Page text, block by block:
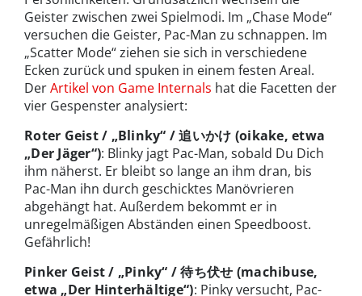
Geister zwischen zwei Spielmodi. Im „Chase Mode“
versuchen die Geister, Pac-Man zu schnappen. Im
„Scatter Mode“ ziehen sie sich in verschiedene
Ecken zurück und spuken in einem festen Areal.
DerArtikel von Game Internals hat die Facetten der
vier Gespenster analysiert:
Roter Geist / „Blinky“ / 追いかけ (oikake, etwa
„Der Jäger“): Blinky jagt Pac-Man, sobald Du Dich
ihm näherst. Er bleibt so lange an ihm dran, bis
Pac-Man ihn durch geschicktes Manövrieren
abgehängt hat. Außerdem bekommt er in
unregelmäßigen Abständen einen Speedboost.
Gefährlich!
Pinker Geist / „Pinky“ / 待ち伏せ (machibuse,
etwa „Der Hinterhältige“): Pinky versucht, Pac-